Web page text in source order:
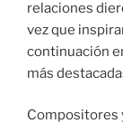
relaciones
vez que
continuación
más
Compositores